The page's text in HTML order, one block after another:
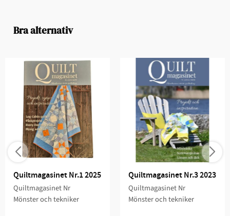
Bra alternativ
Quiltmagasinet Nr.1 2025
Quiltmagasinet Nr
Mönster och tekniker
Quiltmagasinet Nr.3 2023
Quiltmagasinet Nr
Mönster och tekniker